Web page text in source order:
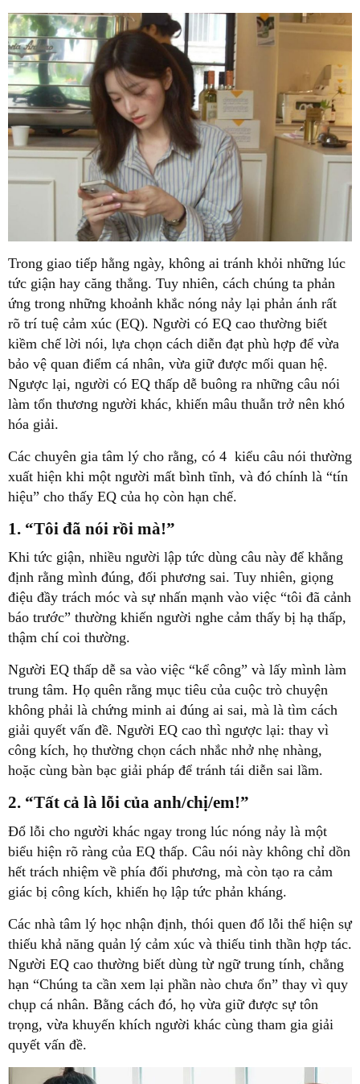
Trong giao tiếp hằng ngày, không ai tránh khỏi những lúc
tức giận hay căng thẳng. Tuy nhiên, cách chúng ta phản
ứng trong những khoảnh khắc nóng nảy lại phản ánh rất
rõ trí tuệ cảm xúc (EQ). Người có EQ cao thường biết
kiềm chế lời nói, lựa chọn cách diễn đạt phù hợp để vừa
bảo vệ quan điểm cá nhân, vừa giữ được mối quan hệ.
Ngược lại, người có EQ thấp dễ buông ra những câu nói
làm tổn thương người khác, khiến mâu thuẫn trở nên khó
hóa giải.
Các chuyên gia tâm lý cho rằng, có 4 kiểu câu nói thường
xuất hiện khi một người mất bình tĩnh, và đó chính là “tín
hiệu” cho thấy EQ của họ còn hạn chế.
1. “Tôi đã nói rồi mà!”
Khi tức giận, nhiều người lập tức dùng câu này để khẳng
định rằng mình đúng, đối phương sai. Tuy nhiên, giọng
điệu đầy trách móc và sự nhấn mạnh vào việc “tôi đã cảnh
báo trước” thường khiến người nghe cảm thấy bị hạ thấp,
thậm chí coi thường.
Người EQ thấp dễ sa vào việc “kể công” và lấy mình làm
trung tâm. Họ quên rằng mục tiêu của cuộc trò chuyện
không phải là chứng minh ai đúng ai sai, mà là tìm cách
giải quyết vấn đề. Người EQ cao thì ngược lại: thay vì
công kích, họ thường chọn cách nhắc nhở nhẹ nhàng,
hoặc cùng bàn bạc giải pháp để tránh tái diễn sai lầm.
2. “Tất cả là lỗi của anh/chị/em!”
Đổ lỗi cho người khác ngay trong lúc nóng nảy là một
biểu hiện rõ ràng của EQ thấp. Câu nói này không chỉ dồn
hết trách nhiệm về phía đối phương, mà còn tạo ra cảm
giác bị công kích, khiến họ lập tức phản kháng.
Các nhà tâm lý học nhận định, thói quen đổ lỗi thể hiện sự
thiếu khả năng quản lý cảm xúc và thiếu tinh thần hợp tác.
Người EQ cao thường biết dùng từ ngữ trung tính, chẳng
hạn “Chúng ta cần xem lại phần nào chưa ổn” thay vì quy
chụp cá nhân. Bằng cách đó, họ vừa giữ được sự tôn
trọng, vừa khuyến khích người khác cùng tham gia giải
quyết vấn đề.